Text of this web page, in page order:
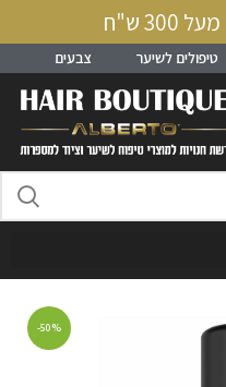
ש"ח
טיפולים לשיער צבעים
-50%